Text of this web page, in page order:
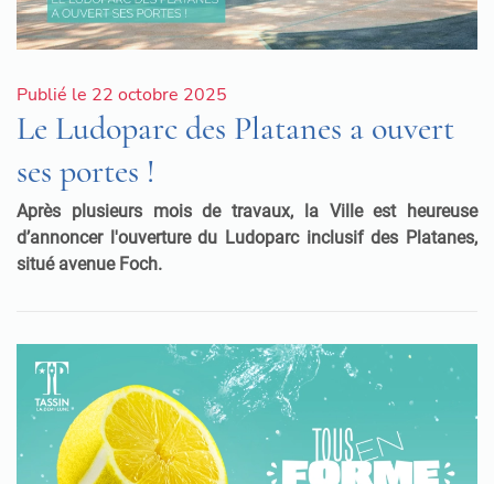
Publié le 22 octobre 2025
Le Ludoparc des Platanes a ouvert
ses portes !
Après plusieurs mois de travaux, la Ville est heureuse
d’annoncer l'ouverture du Ludoparc inclusif des Platanes,
situé avenue Foch.